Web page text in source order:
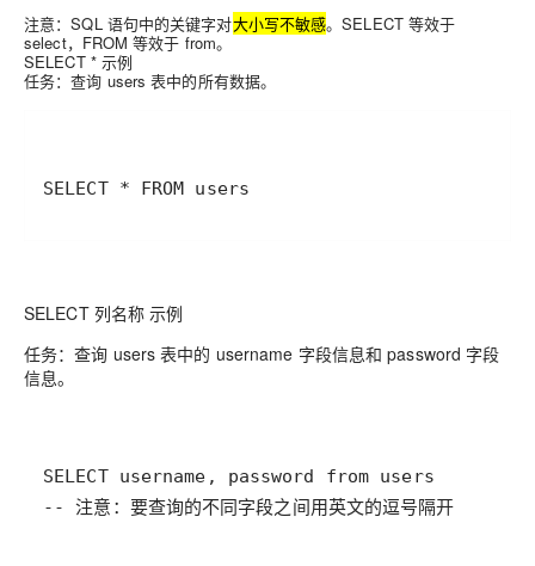
注意：SQL 语句中的关键字对大小写不敏感。SELECT 等效于
select，FROM 等效于 from。
SELECT * 示例
任务：查询 users 表中的所有数据。
SELECT * FROM users
SELECT 列名称 示例
任务：查询 users 表中的 username 字段信息和 password 字段
信息。
-- 注意：要查询的不同字段之间用英文的逗号隔开